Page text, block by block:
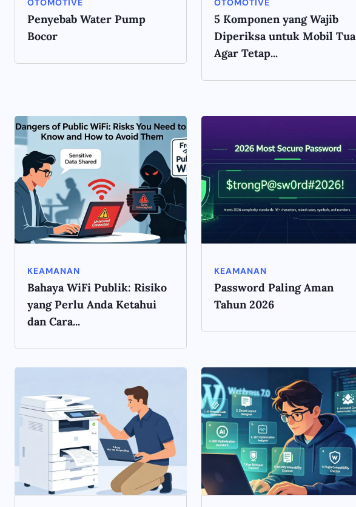
OTOMOTIVE
Penyebab Water Pump
Bocor
OTOMOTIVE
5 Komponen yang Wajib
Diperiksa untuk Mobil Tua
Agar Tetap...
KEAMANAN
Bahaya WiFi Publik: Risiko
yang Perlu Anda Ketahui
dan Cara...
KEAMANAN
Password Paling Aman
Tahun 2026